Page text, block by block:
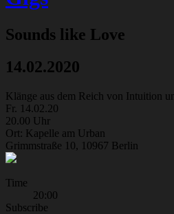
Sounds like Love
14.02.2020
Klänge aus dem Reich von Intuition
Fr. 14.02.20
20.00 Uhr
Ort: Kapelle am Urban
Grimmstraße 10, 10967 Berlin
Gig
Details
Time
20:00
Subscribe